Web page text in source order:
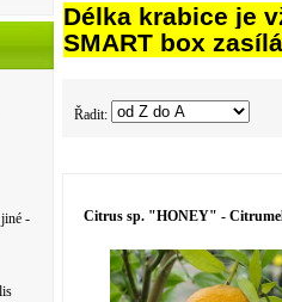
-
Délka krabice je
SMART box
Řadit:
Citrus sp. "HONEY" -